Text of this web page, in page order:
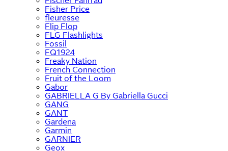
Fisher Price
fleuresse
Flip Flop
FLG Flashlights
Fossil
FQ1924
Freaky Nation
French Connection
Fruit of the Loom
Gabor
GABRIELLA G By Gabriella Gucci
GANG
GANT
Gardena
Garmin
GARNIER
Geox